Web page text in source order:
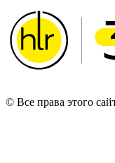
© Все права этого